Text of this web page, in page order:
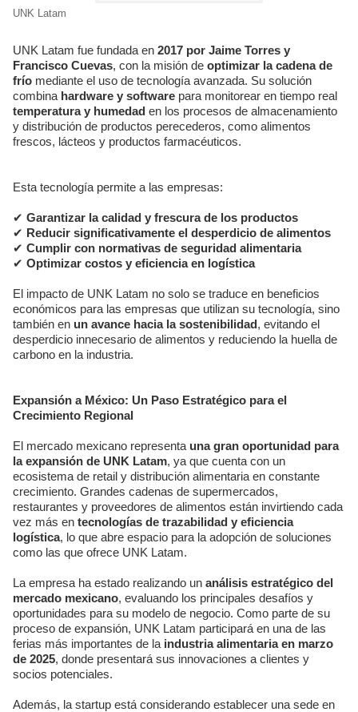
UNK Latam
UNK Latam fue fundada en 2017 por Jaime Torres y
Francisco Cuevas, con la misión de optimizar la cadena de
frío mediante el uso de tecnología avanzada. Su solución
combina hardware y software para monitorear en tiempo real
temperatura y humedad en los procesos de almacenamiento
y distribución de productos perecederos, como alimentos
frescos, lácteos y productos farmacéuticos.
Esta tecnología permite a las empresas:
✔ Garantizar la calidad y frescura de los productos
✔ Reducir significativamente el desperdicio de alimentos
✔ Cumplir con normativas de seguridad alimentaria
✔ Optimizar costos y eficiencia en logística
El impacto de UNK Latam no solo se traduce en beneficios
económicos para las empresas que utilizan su tecnología, sino
también en un avance hacia la sostenibilidad, evitando el
desperdicio innecesario de alimentos y reduciendo la huella de
carbono en la industria.
Expansión a México: Un Paso Estratégico para el
Crecimiento Regional
El mercado mexicano representa una gran oportunidad para
la expansión de UNK Latam, ya que cuenta con un
ecosistema de retail y distribución alimentaria en constante
crecimiento. Grandes cadenas de supermercados,
restaurantes y proveedores de alimentos están invirtiendo cada
vez más en tecnologías de trazabilidad y eficiencia
logística, lo que abre espacio para la adopción de soluciones
como las que ofrece UNK Latam.
La empresa ha estado realizando un análisis estratégico del
mercado mexicano, evaluando los principales desafíos y
oportunidades para su modelo de negocio. Como parte de su
proceso de expansión, UNK Latam participará en una de las
ferias más importantes de la industria alimentaria en marzo
de 2025, donde presentará sus innovaciones a clientes y
socios potenciales.
Además, la startup está considerando establecer una sede en